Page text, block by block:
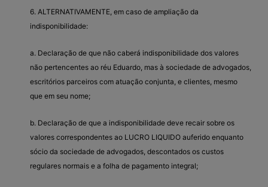
6. ALTERNATIVAMENTE, em caso de ampliação da
indisponibilidade:
a. Declaração de que não caberá indisponibilidade dos valores
não pertencentes ao réu Eduardo, mas à sociedade de advogados,
escritórios parceiros com atuação conjunta, e clientes, mesmo
que em seu nome;
b. Declaração de que a indisponibilidade deve recair sobre os
valores correspondentes ao LUCRO LIQUIDO auferido enquanto
sócio da sociedade de advogados, descontados os custos
regulares normais e a folha de pagamento integral;